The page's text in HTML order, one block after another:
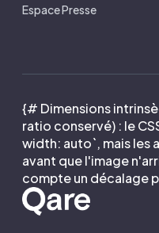
Espace Presse
{# Dimensions
ratio conservé) : le
width: auto`, mais les
avant que l'image
compte un décalage